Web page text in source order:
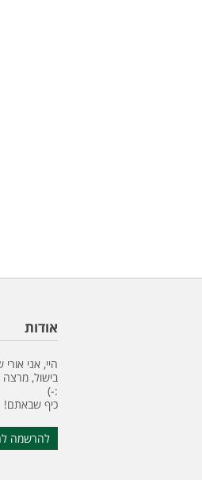
אודות
היי, אני
בישול, מרצה
:-)
כיף שבאתם!
להרשמה